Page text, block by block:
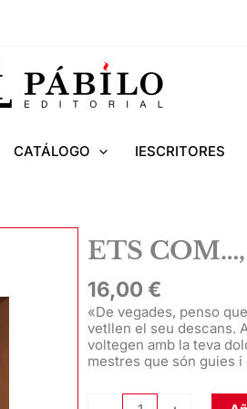
CATÁLOGO IESCRITORES
ETS
16,00 €
«De vegades, penso
vetllen el seu descans.
voltegen amb la teva
mestres que són guies i